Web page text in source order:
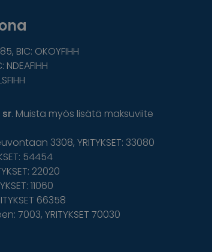
BIC: OKOYFIHH
. Muista myös lisätä maksuviite
3308, YRITYKSET: 33080
54454
22020
11060
66358
7003, YRITYKSET 70030